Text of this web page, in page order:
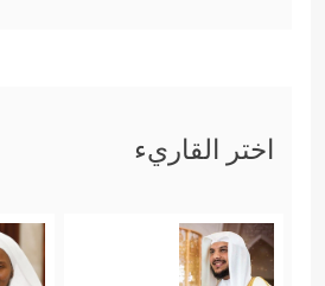
اختر القاريء